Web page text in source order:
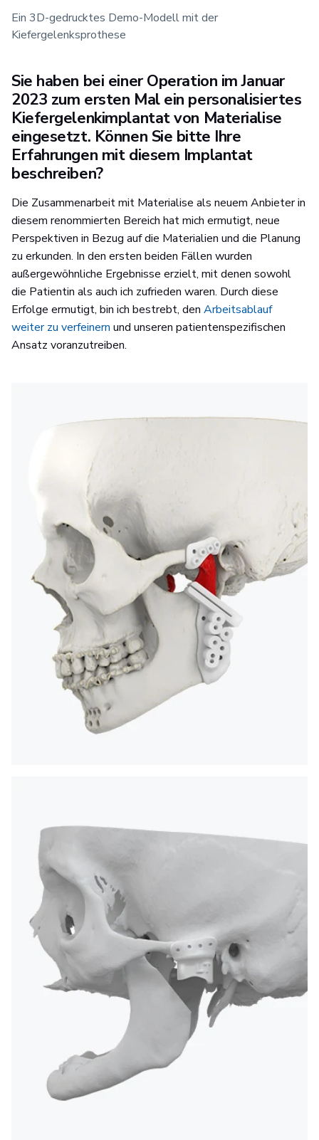
Ein 3D-gedrucktes Demo-Modell mit der
Kiefergelenksprothese
Sie haben bei einer Operation im Januar
2023 zum ersten Mal ein personalisiertes
Kiefergelenkimplantat von Materialise
eingesetzt. Können Sie bitte Ihre
Erfahrungen mit diesem Implantat
beschreiben?
Die Zusammenarbeit mit Materialise als neuem Anbieter in
diesem renommierten Bereich hat mich ermutigt, neue
Perspektiven in Bezug auf die Materialien und die Planung
zu erkunden. In den ersten beiden Fällen wurden
außergewöhnliche Ergebnisse erzielt, mit denen sowohl
die Patientin als auch ich zufrieden waren. Durch diese
Erfolge ermutigt, bin ich bestrebt, den Arbeitsablauf
weiter zu verfeinern und unseren patientenspezifischen
Ansatz voranzutreiben.